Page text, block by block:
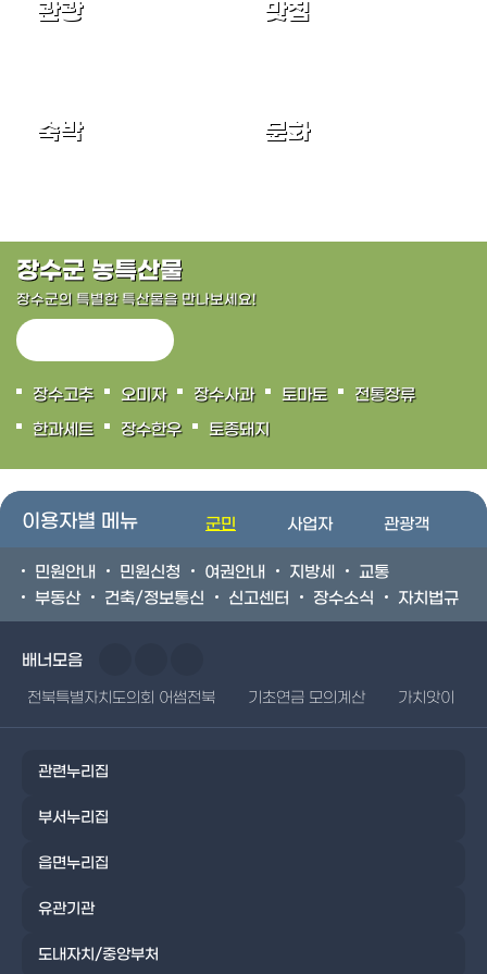
관광 맛집
숙박 문화
장수군 농특산물
장수군의 특별한 특산물을 만나보세요!
장수고추 오미자 장수사과 토마토
전통장류
한과세트
장수한우 토종돼지
이용자별 메뉴 군민 사업자 관광객
민원안내 민원신청 여권안내 지방세
교통
부동산
건축/정보통신 신고센터 장수소식 자치법규
배너모음
전북특별자치도의회 어썸전북 기초연금 모의계산 가치앗이
관련누리집
부서누리집
읍면누리집
유관기관
도내자치/중앙부처